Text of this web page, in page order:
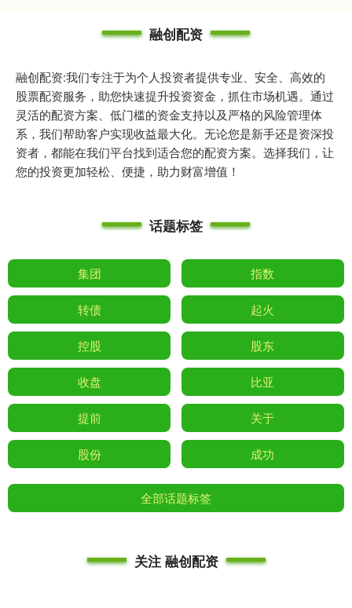
融创配资
融创配资:我们专注于为个人投资者提供专业、安全、高效的
股票配资服务，助您快速提升投资资金，抓住市场机遇。通过
灵活的配资方案、低门槛的资金支持以及严格的风险管理体
系，我们帮助客户实现收益最大化。无论您是新手还是资深投
资者，都能在我们平台找到适合您的配资方案。选择我们，让
您的投资更加轻松、便捷，助力财富增值！
话题标签
集团 指数
转债 起火
控股 股东
收盘 比亚
提前 关于
股份 成功
全部话题标签
关注 融创配资